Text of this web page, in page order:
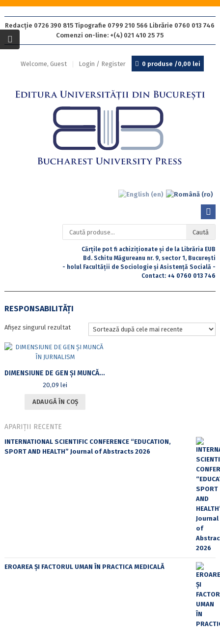
Redacție 0726 390 815 Tipografie 0799 210 566 Librărie 0760 013 746
Comenzi on-line: +(4) 021 410 25 75
Welcome, Guest Login / Register 0 produse /0,00 lei
Caută
după:
Caută
Cărțile pot fi achiziționate și de la Librăria EUB
Bd. Schitu Măgureanu nr. 9, sector 1, București
- holul Facultății de Sociologie și Asistență Socială -
Contact: +4 0760 013 746
RESPONSABILITĂŢI
Afișez singurul rezultat
DIMENSIUNE DE GEN ŞI MUNCĂ ÎN JURNALISM
20,09lei
ADAUGĂ ÎN COȘ
APARIȚII RECENTE
INTERNATIONAL SCIENTIFIC CONFERENCE “EDUCATION,
SPORT AND HEALTH” Journal of Abstracts 2026
EROAREA ȘI FACTORUL UMAN ÎN PRACTICA MEDICALĂ